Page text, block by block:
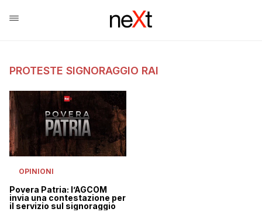
PROTESTE SIGNORAGGIO RAI
OPINIONI
Povera Patria: l’AGCOM
invia una contestazione per
il servizio sul signoraggio